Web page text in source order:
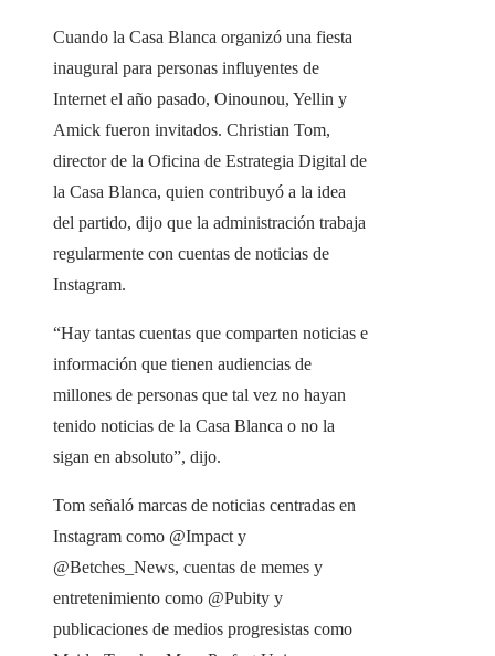
Cuando la Casa Blanca organizó una fiesta
inaugural para personas influyentes de
Internet el año pasado, Oinounou, Yellin y
Amick fueron invitados. Christian Tom,
director de la Oficina de Estrategia Digital de
la Casa Blanca, quien contribuyó a la idea
del partido, dijo que la administración trabaja
regularmente con cuentas de noticias de
Instagram.
“Hay tantas cuentas que comparten noticias e
información que tienen audiencias de
millones de personas que tal vez no hayan
tenido noticias de la Casa Blanca o no la
sigan en absoluto”, dijo.
Tom señaló marcas de noticias centradas en
Instagram como @Impact y
@Betches_News, cuentas de memes y
entretenimiento como @Pubity y
publicaciones de medios progresistas como